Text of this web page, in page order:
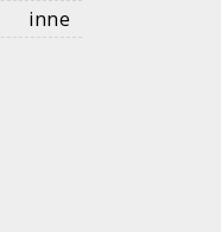
inne